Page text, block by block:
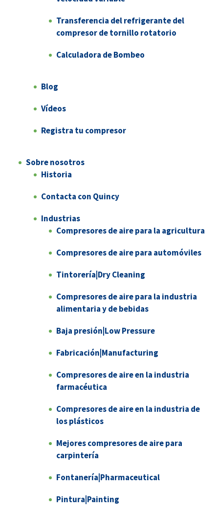
Transferencia del refrigerante del
compresor de tornillo rotatorio
Calculadora de Bombeo
Blog
Vídeos
Registra tu compresor
Sobre nosotros
Historia
Contacta con Quincy
Industrias
Compresores de aire para la agricultura
Compresores de aire para automóviles
Tintorería|Dry Cleaning
Compresores de aire para la industria
alimentaria y de bebidas
Baja presión|Low Pressure
Fabricación|Manufacturing
Compresores de aire en la industria
farmacéutica
Compresores de aire en la industria de
los plásticos
Mejores compresores de aire para
carpintería
Fontanería|Pharmaceutical
Pintura|Painting